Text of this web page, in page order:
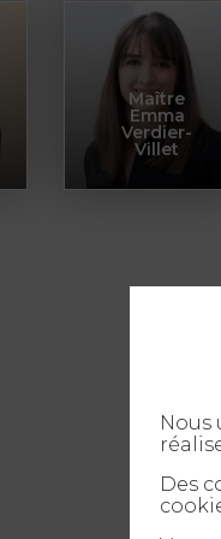
Maître
Emma
Verdier-
Villet
Nous
Des